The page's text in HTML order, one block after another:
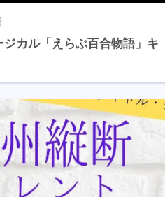
カル「えらぶ百合物語」キ